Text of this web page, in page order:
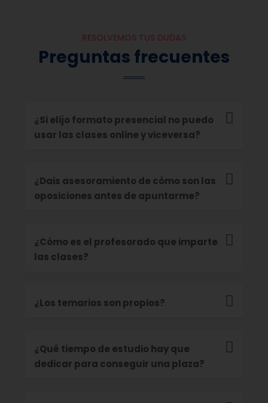
RESOLVEMOS TUS DUDAS
Preguntas frecuentes
¿Si elijo formato presencial no puedo
usar las clases online y viceversa?
¿Dais asesoramiento de cómo son las
oposiciones antes de apuntarme?
¿Cómo es el profesorado que imparte
las clases?
¿Los temarios son propios?
¿Qué tiempo de estudio hay que
dedicar para conseguir una plaza?